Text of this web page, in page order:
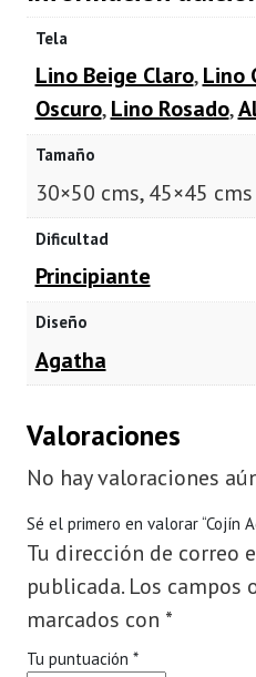
Tela
Lino Beige Claro,Lino
Oscuro,Lino Rosado,
Tamaño
30×50 cms, 45×45 cms
Dificultad
Principiante
Diseño
Agatha
Valoraciones
No hay valoraciones
Sé el primero en valorar “Cojín
Tu dirección de correo
publicada. Los campos
marcados con *
Tu puntuación *